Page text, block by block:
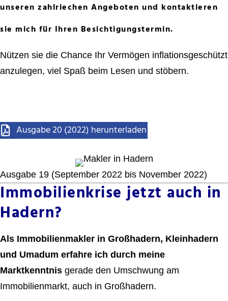
unseren zahlriechen Angeboten und kontaktieren
sie mich für Ihren Besichtigungstermin.
Nützen sie die Chance Ihr Vermögen inflationsgeschützt
anzulegen, viel Spaß beim Lesen und stöbern.
Ausgabe 20 (2022) herunterladen
Ausgabe 19 (September 2022 bis November 2022)
Immobilienkrise jetzt auch in
Hadern?
Als Immobilienmakler in Großhadern, Kleinhadern
und Umadum erfahre ich durch meine
Marktkenntnis gerade den Umschwung am
Immobilienmarkt, auch in Großhadern.